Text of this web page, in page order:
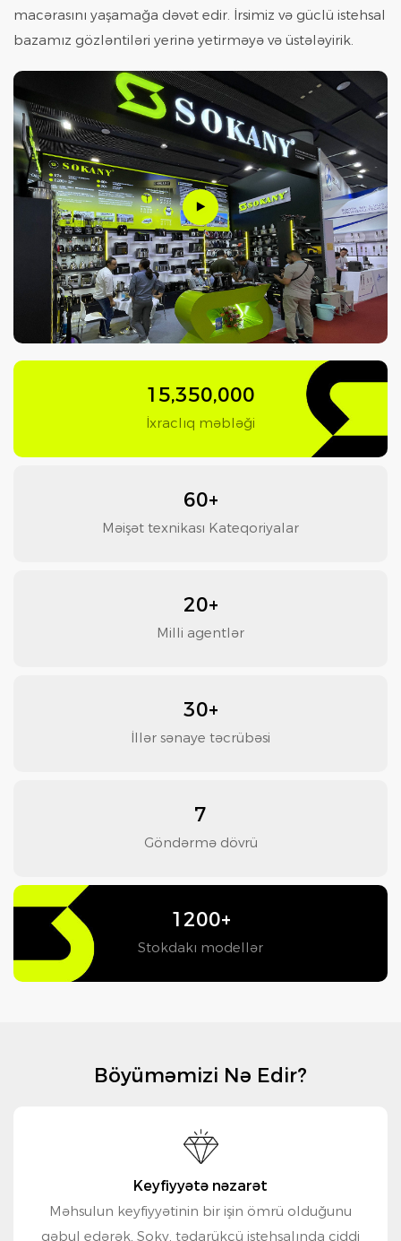
macərasını yaşamağa dəvət edir. İrsimiz və güclü istehsal
bazamız gözləntiləri yerinə yetirməyə və üstələyirik.
15,350,000
İxraclıq məbləği
60+
Məişət texnikası Kateqoriyalar
20+
Milli agentlər
30+
İllər sənaye təcrübəsi
7
Göndərmə dövrü
1200+
Stokdakı modellər
Böyüməmizi Nə Edir?
Keyfiyyətə nəzarət
Məhsulun keyfiyyətinin bir işin ömrü olduğunu
qəbul edərək, Soky, tədarükçü istehsalında ciddi